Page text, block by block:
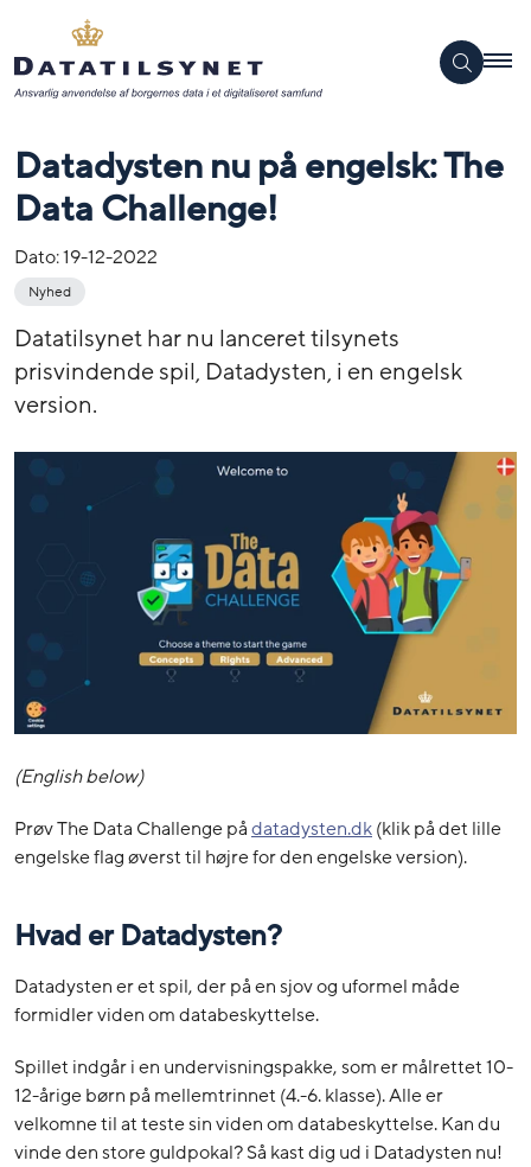
Datadysten nu på engelsk: The
Data Challenge!
Dato:19-12-2022
Nyhed
Datatilsynet har nu lanceret tilsynets
prisvindende spil, Datadysten, i en engelsk
version.
(English below)
Prøv The Data Challenge pådatadysten.dk(klik på det lille
engelske flag øverst til højre for den engelske version).
Hvad er Datadysten?
Datadysten er et spil, der på en sjov og uformel måde
formidler viden om databeskyttelse.
Spillet indgår i en undervisningspakke, som er målrettet 10-
12-årige børn på mellemtrinnet (4.-6. klasse). Alle er
velkomne til at teste sin viden om databeskyttelse. Kan du
vinde den store guldpokal? Så kast dig ud i Datadysten nu!